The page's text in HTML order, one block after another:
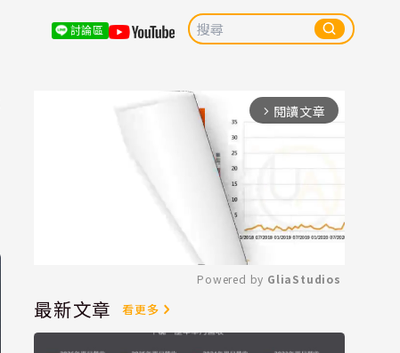
討論區
arrow_forward_ios 閱讀文章
Mute
Powered by GliaStudios
最新文章 看更多